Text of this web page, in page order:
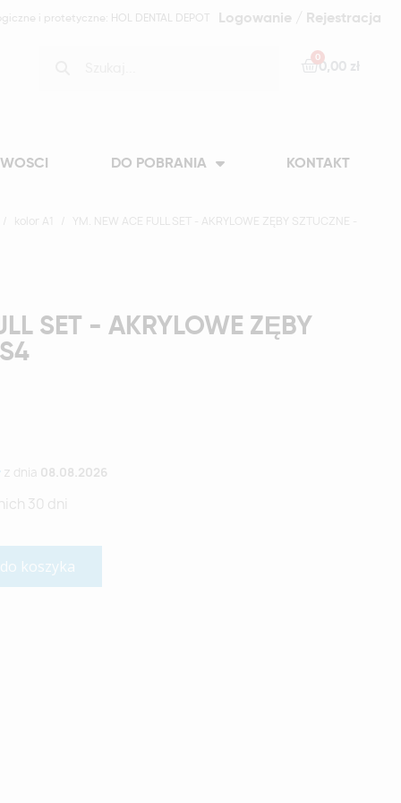
i protetyczne: HOL DENTAL DEPOT Logowanie / Rejestracja
0,00 zł
DO POBRANIA KONTAKT
kolor A1 YM. NEW ACE FULL SET - AKRYLOWE ZĘBY SZTUCZNE -
SET - AKRYLOWE ZĘBY
z dnia 08.08.2026
30 dni
koszyka